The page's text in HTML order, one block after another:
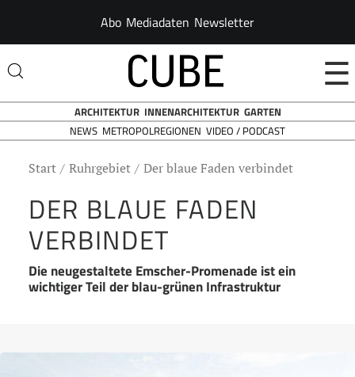
Abo Mediadaten Newsletter
☰
ARCHITEKTUR INNENARCHITEKTUR GARTEN
NEWS METROPOLREGIONEN VIDEO / PODCAST
Start Ruhrgebiet Der blaue Faden verbindet
DER BLAUE FADEN
VERBINDET
Die neugestaltete Emscher-Promenade ist ein
wichtiger Teil der blau-grünen Infrastruktur